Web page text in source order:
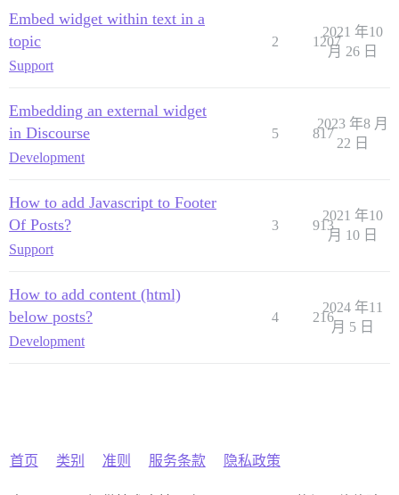
Embed widget within text in a
topic
Support
2 1207
2021 年10
月 26 日
Embedding an external widget
in Discourse
Development
5 817
2023 年8 月
22 日
How to add Javascript to Footer
Of Posts?
Support
3 913
2021 年10
月 10 日
How to add content (html)
below posts?
Development
4 216
2024 年11
月 5 日
首页 类别 准则 服务条款 隐私政策